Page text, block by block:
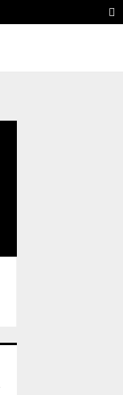
Reuters: Китай продал